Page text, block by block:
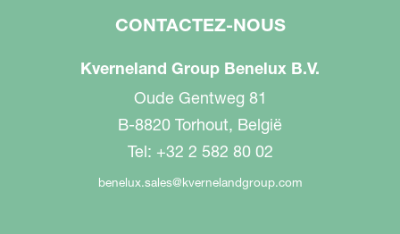
CONTACTEZ-NOUS
Kverneland Group Benelux B.V.
Oude Gentweg 81
B-8820 Torhout, België
Tel: +32 2 582 80 02
benelux.sales@kvernelandgroup.com